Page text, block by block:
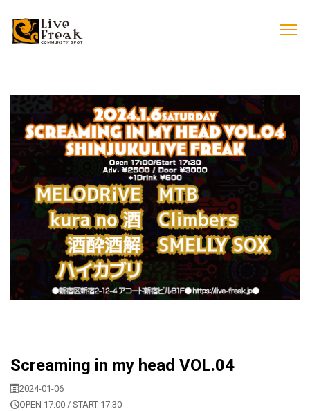
Screaming in my head VOL.04
2024-01-06
OPEN 17:00 / START 17:30